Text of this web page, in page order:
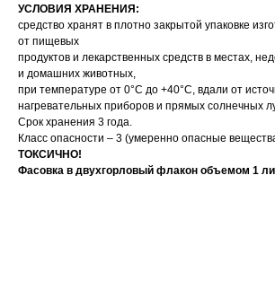
УСЛОВИЯ ХРАНЕНИЯ:
средство хранят в плотно закрытой упаковке
от пищевых
продуктов и лекарственных средств в местах,
и домашних животных,
при температуре от 0°С до +40°С, вдали от
нагревательных приборов и прямых солнечных
Срок хранения 3 года.
Класс опасности – 3 (умеренно опасные
ТОКСИЧНО!
Фасовка в двухгорловый флакон объемом 1